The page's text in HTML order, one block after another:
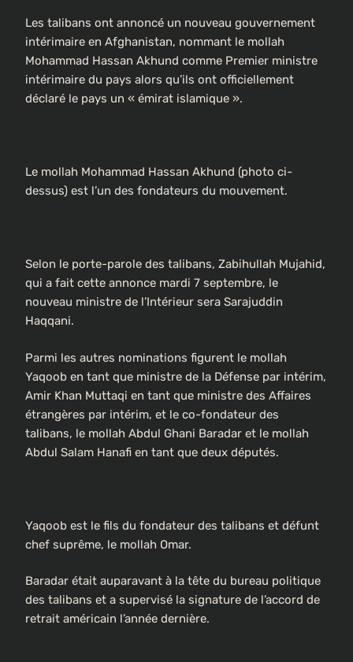
Les talibans ont annoncé un nouveau gouvernement
intérimaire en Afghanistan, nommant le mollah
Mohammad Hassan Akhund comme Premier ministre
intérimaire du pays alors qu’ils ont officiellement
déclaré le pays un « émirat islamique ».
Le mollah Mohammad Hassan Akhund (photo ci-
dessus) est l’un des fondateurs du mouvement.
Selon le porte-parole des talibans, Zabihullah Mujahid,
qui a fait cette annonce mardi 7 septembre, le
nouveau ministre de l’Intérieur sera Sarajuddin
Haqqani.
Parmi les autres nominations figurent le mollah
Yaqoob en tant que ministre de la Défense par intérim,
Amir Khan Muttaqi en tant que ministre des Affaires
étrangères par intérim, et le co-fondateur des
talibans, le mollah Abdul Ghani Baradar et le mollah
Abdul Salam Hanafi en tant que deux députés.
Yaqoob est le fils du fondateur des talibans et défunt
chef suprême, le mollah Omar.
Baradar était auparavant à la tête du bureau politique
des talibans et a supervisé la signature de l’accord de
retrait américain l’année dernière.